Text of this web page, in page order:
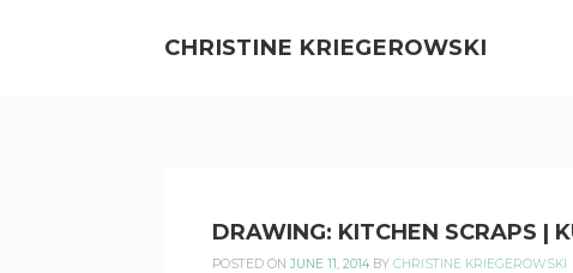
CHRISTINE KRIEGEROWSKI
KRIEGEROWSKI
DRAWING: KITCHEN SCRAPS |
POSTED ON JUNE 11, 2014BY CHRISTINE KRIEGEROWSKI